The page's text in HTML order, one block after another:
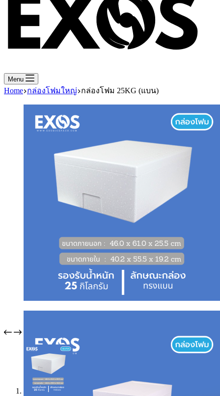
Menu
Home กล่องโฟมใหญ่ กล่องโฟม 25KG (แบน)